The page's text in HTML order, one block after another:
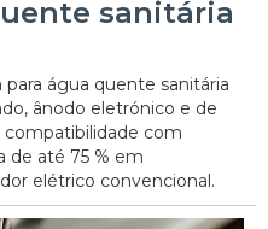
sanitária
água quente sanitária
ânodo eletrónico e de
com
de até 75 % em
elétrico convencional.